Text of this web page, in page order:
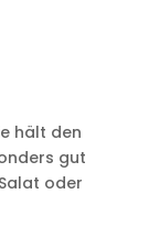
hält den
gut
oder